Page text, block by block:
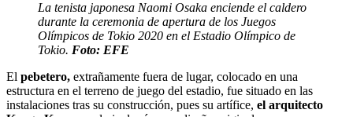
La tenista japonesa Naomi Osaka enciende el caldero
durante la ceremonia de apertura de los Juegos
Olímpicos de Tokio 2020 en el Estadio Olímpico de
Tokio. Foto: EFE
El pebetero, extrañamente fuera de lugar, colocado en una
estructura en el terreno de juego del estadio, fue situado en las
instalaciones tras su construcción, pues su artífice, el arquitecto